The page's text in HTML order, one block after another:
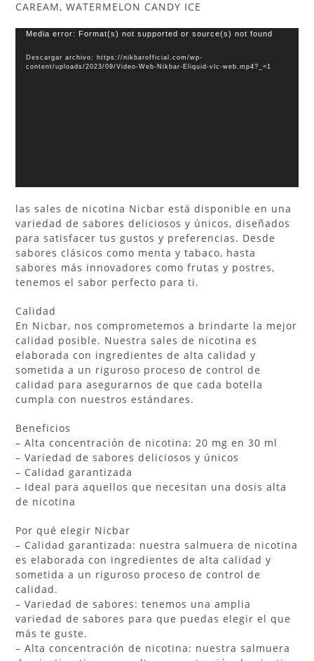
CAREAM, WATERMELON CANDY ICE
Reproductor
vídeo
Media error: Format(s) not supported or source(s) not found
Descargar archivo: https://nikbarofficial.com/wp-
content/uploads/2023/09/Video-Web-Nikbar-Eliquid-vlc-web.mp4?_=1
las sales de nicotina Nicbar está disponible en una
variedad de sabores deliciosos y únicos, diseñados
para satisfacer tus gustos y preferencias. Desde
sabores clásicos como menta y tabaco, hasta
sabores más innovadores como frutas y postres,
tenemos el sabor perfecto para ti.
Calidad
En Nicbar, nos comprometemos a brindarte la mejor
calidad posible. Nuestra sales de nicotina es
elaborada con ingredientes de alta calidad y
sometida a un riguroso proceso de control de
calidad para asegurarnos de que cada botella
cumpla con nuestros estándares.
Beneficios
– Alta concentración de nicotina: 20 mg en 30 ml
– Variedad de sabores deliciosos y únicos
– Calidad garantizada
– Ideal para aquellos que necesitan una dosis alta
de nicotina
Por qué elegir Nicbar
– Calidad garantizada: nuestra salmuera de nicotina
es elaborada con ingredientes de alta calidad y
sometida a un riguroso proceso de control de
calidad.
– Variedad de sabores: tenemos una amplia
variedad de sabores para que puedas elegir el que
más te guste.
– Alta concentración de nicotina: nuestra salmuera